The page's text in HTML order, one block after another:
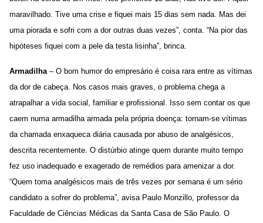
maravilhado. Tive uma crise e fiquei mais 15 dias sem nada. Mas dei
uma piorada e sofri com a dor outras duas vezes”, conta. “Na pior das
hipóteses fiquei com a pele da testa lisinha”, brinca.
Armadilha– O bom humor do empresário é coisa rara entre as vítimas
da dor de cabeça. Nos casos mais graves, o problema chega a
atrapalhar a vida social, familiar e profissional. Isso sem contar os que
caem numa armadilha armada pela própria doença: tornam-se vítimas
da chamada enxaqueca diária causada por abuso de analgésicos,
descrita recentemente. O distúrbio atinge quem durante muito tempo
fez uso inadequado e exagerado de remédios para amenizar a dor.
“Quem toma analgésicos mais de três vezes por semana é um sério
candidato a sofrer do problema”, avisa Paulo Monzillo, professor da
Faculdade de Ciências Médicas da Santa Casa de São Paulo. O